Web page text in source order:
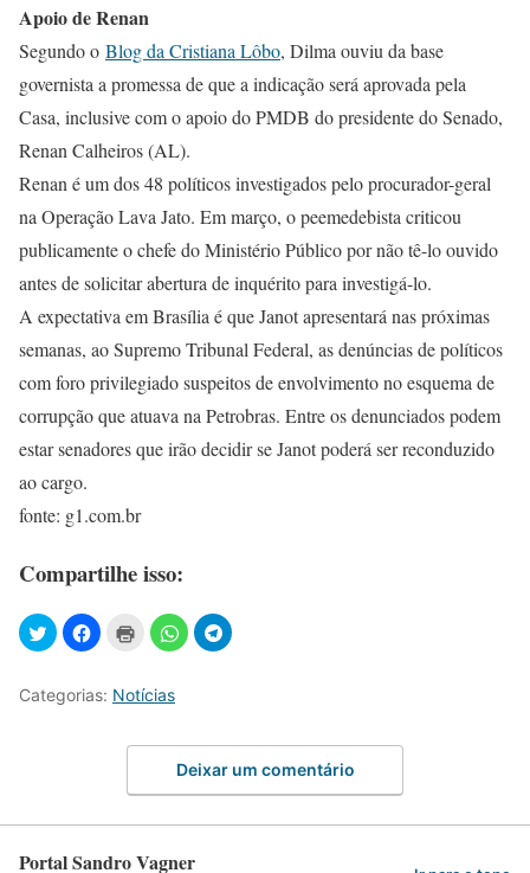
Apoio de Renan
Segundo o Blog da Cristiana Lôbo, Dilma ouviu da base
governista a promessa de que a indicação será aprovada pela
Casa, inclusive com o apoio do PMDB do presidente do Senado,
Renan Calheiros (AL).
Renan é um dos 48 políticos investigados pelo procurador-geral
na Operação Lava Jato. Em março, o peemedebista criticou
publicamente o chefe do Ministério Público por não tê-lo ouvido
antes de solicitar abertura de inquérito para investigá-lo.
A expectativa em Brasília é que Janot apresentará nas próximas
semanas, ao Supremo Tribunal Federal, as denúncias de políticos
com foro privilegiado suspeitos de envolvimento no esquema de
corrupção que atuava na Petrobras. Entre os denunciados podem
estar senadores que irão decidir se Janot poderá ser reconduzido
ao cargo.
fonte: g1.com.br
Compartilhe isso:
Categorias: Notícias
Deixar um comentário
Portal Sandro Vagner